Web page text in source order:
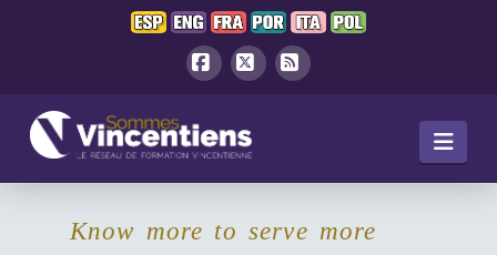
Know more to serve more